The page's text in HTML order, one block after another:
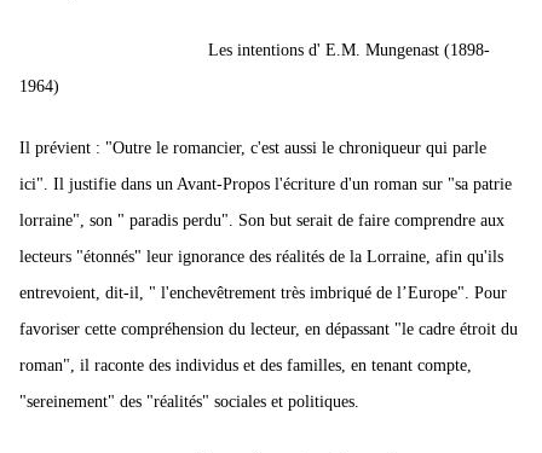
Les intentions d' E.M. Mungenast (1898-
1964)
Il prévient : "Outre le romancier, c'est aussi le chroniqueur qui parle
ici". Il justifie dans un Avant-Propos l'écriture d'un roman sur "sa patrie
lorraine", son " paradis perdu". Son but serait de faire comprendre aux
lecteurs "étonnés" leur ignorance des réalités de la Lorraine, afin qu'ils
entrevoient, dit-il, " l'enchevêtrement très imbriqué de l’Europe". Pour
favoriser cette compréhension du lecteur, en dépassant "le cadre étroit du
roman", il raconte des individus et des familles, en tenant compte,
"sereinement" des "réalités" sociales et politiques.